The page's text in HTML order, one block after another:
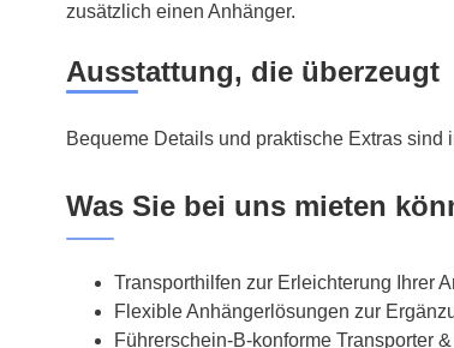
zusätzlich einen Anhänger.
Ausstattung, die überzeugt
Bequeme Details und praktische Extras sind
Was Sie bei uns mieten
Transporthilfen zur Erleichterung Ihrer
Flexible Anhängerlösungen zur
Führerschein-B-konforme Transporter